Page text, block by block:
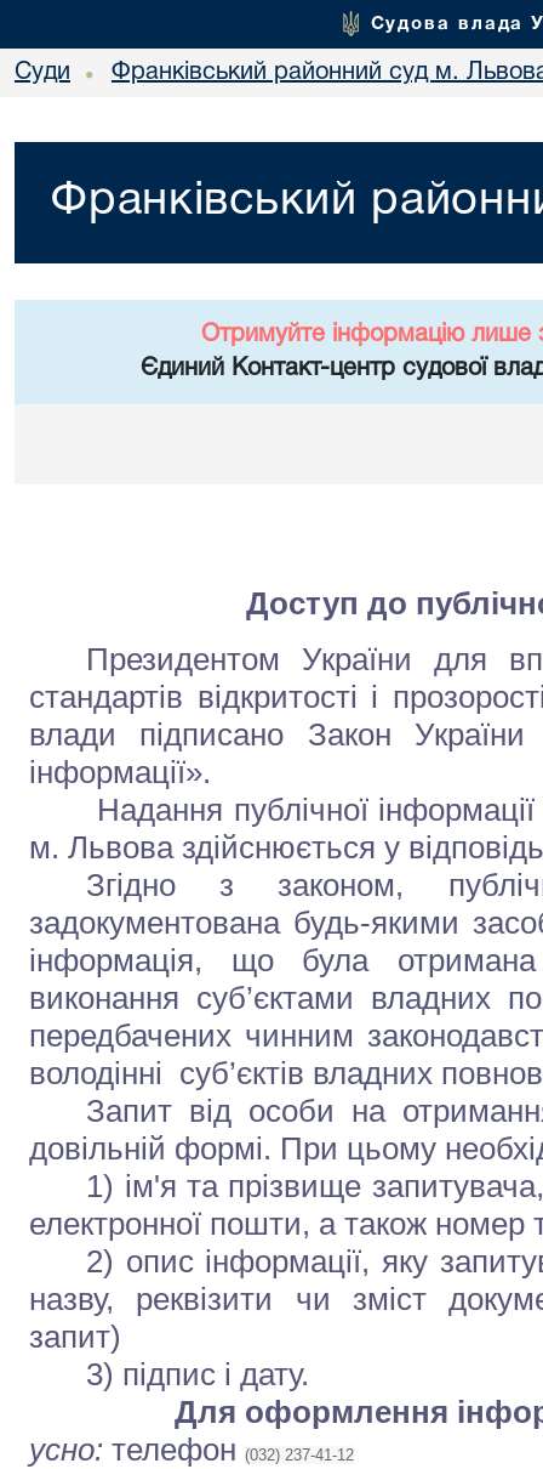
Судова влада
Суди • Франківський районний суд м.
Франківський
Отримуйте інформацію лише
Єдиний Контакт-центр судової
Доступ до
Президентом України для
стандартів відкритості і
влади підписано Закон
інформації».
Надання публічної
м. Львова здійснюється у
Згідно з законом,
задокументована будь-якими
інформація, що була
виконання суб’єктами владних
передбачених чинним
володінні суб’єктів владних
Запит від особи на
довільній формі. При цьому
1) ім'я та прізвище
електронної пошти, а також номер
2) опис інформації, яку
назву, реквізити чи зміст
запит)
3) підпис і дату.
Для оформлення
усно: телефон (032) 237-41-12